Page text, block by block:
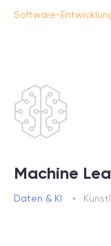
Software-
Machine
Daten & KI